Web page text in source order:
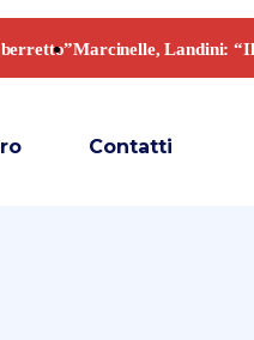
Contatti